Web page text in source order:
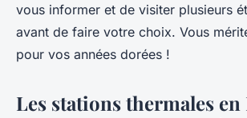
vous informer et de visiter plusieurs
avant de faire votre choix. Vous
pour vos années dorées !
Les stations thermales en